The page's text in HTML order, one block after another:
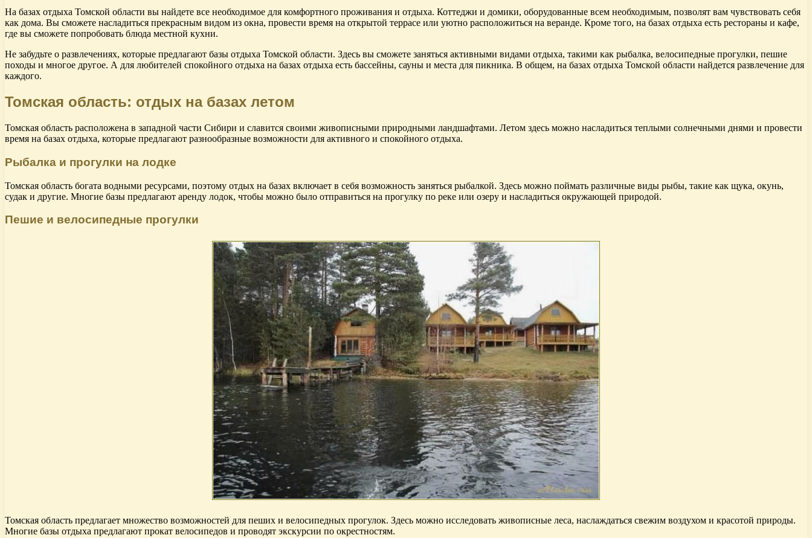
На базах отдыха Томской области вы найдете все необходимое для комфортного проживания и отдыха. Коттеджи и домики, оборудованные всем необходимым, позволят вам чувствовать себя
как дома. Вы сможете насладиться прекрасным видом из окна, провести время на открытой террасе или уютно расположиться на веранде. Кроме того, на базах отдыха есть рестораны и кафе,
где вы сможете попробовать блюда местной кухни.
Не забудьте о развлечениях, которые предлагают базы отдыха Томской области. Здесь вы сможете заняться активными видами отдыха, такими как рыбалка, велосипедные прогулки, пешие
походы и многое другое. А для любителей спокойного отдыха на базах отдыха есть бассейны, сауны и места для пикника. В общем, на базах отдыха Томской области найдется развлечение для
каждого.
Томская область: отдых на базах летом
Томская область расположена в западной части Сибири и славится своими живописными природными ландшафтами. Летом здесь можно насладиться теплыми солнечными днями и провести
время на базах отдыха, которые предлагают разнообразные возможности для активного и спокойного отдыха.
Рыбалка и прогулки на лодке
Томская область богата водными ресурсами, поэтому отдых на базах включает в себя возможность заняться рыбалкой. Здесь можно поймать различные виды рыбы, такие как щука, окунь,
судак и другие. Многие базы предлагают аренду лодок, чтобы можно было отправиться на прогулку по реке или озеру и насладиться окружающей природой.
Пешие и велосипедные прогулки
Томская область предлагает множество возможностей для пеших и велосипедных прогулок. Здесь можно исследовать живописные леса, наслаждаться свежим воздухом и красотой природы.
Многие базы отдыха предлагают прокат велосипедов и проводят экскурсии по окрестностям.